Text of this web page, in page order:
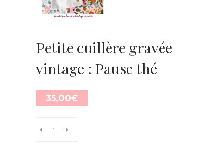
Petite cuillère gravée
vintage : Pause thé
35,00€